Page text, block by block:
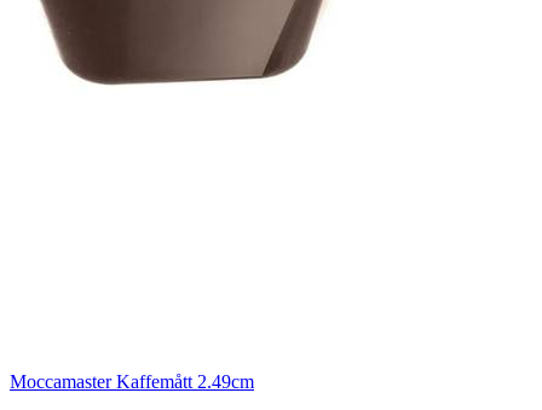
Moccamaster Kaffemått 2.49cm